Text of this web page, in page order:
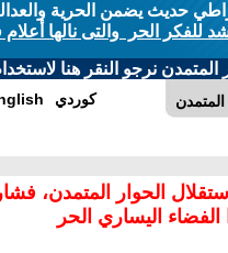
حديث يضمن الحرية والعدالة
للفكر الحر والتى نالها أعلام
نرجو النقر هنا
المتمدن كوردي
الحوار المتمدن،
الفضاء اليساري الحر